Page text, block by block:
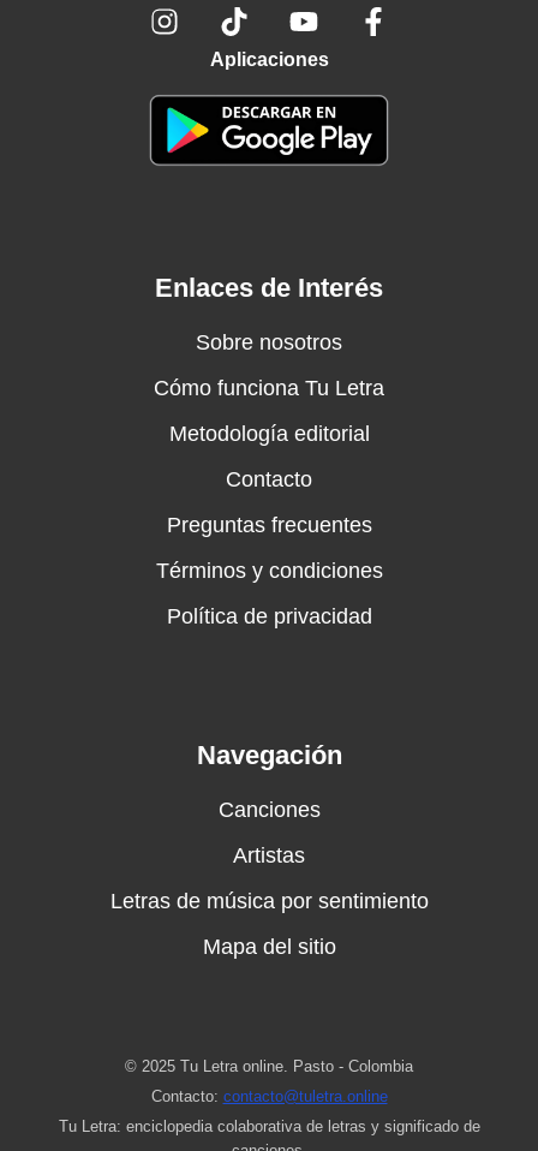
Aplicaciones
Enlaces de Interés
Sobre nosotros
Cómo funciona Tu Letra
Metodología editorial
Contacto
Preguntas frecuentes
Términos y condiciones
Política de privacidad
Navegación
Canciones
Artistas
Letras de música por sentimiento
Mapa del sitio
© 2025 Tu Letra online. Pasto - Colombia
Contacto: contacto@tuletra.online
Tu Letra: enciclopedia colaborativa de letras y significado de